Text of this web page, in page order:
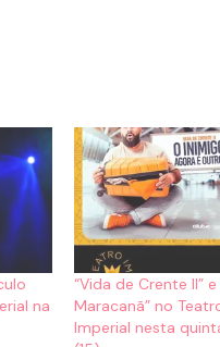
na
“Vida de Crente II”
Maracanã” no
Imperial nesta